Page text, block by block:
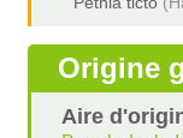
Origine
Aire